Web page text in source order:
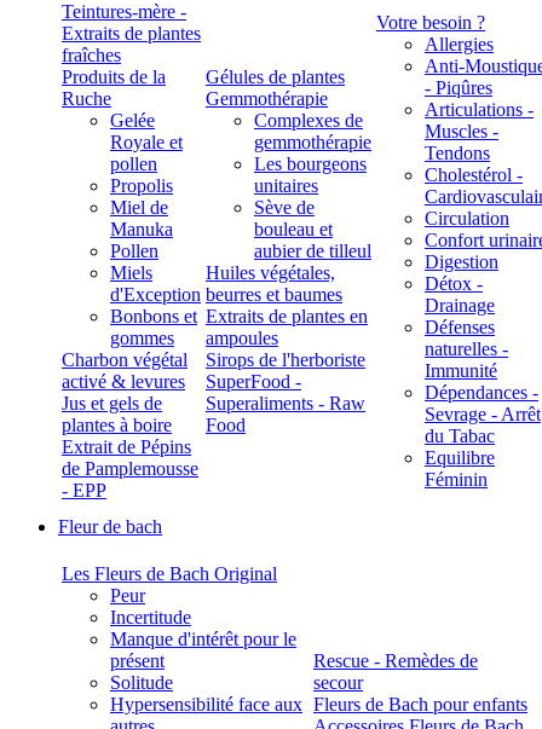
Teintures-mère -
Extraits de plantes
fraîches
Produits de la
Ruche
Gelée
Royale et
pollen
Propolis
Miel de
Manuka
Pollen
Miels
d'Exception
Bonbons et
gommes
Charbon végétal
activé & levures
Jus et gels de
plantes à boire
Extrait de Pépins
de Pamplemousse
- EPP
Gélules de plantes
Gemmothérapie
Complexes de
gemmothérapie
Les bourgeons
unitaires
Sève de
bouleau et
aubier de tilleul
Huiles végétales,
beurres et baumes
Extraits de plantes en
ampoules
Sirops de l'herboriste
SuperFood -
Superaliments - Raw
Food
Votre besoin ?
Allergies
Anti-
- Piqûres
Articulations -
Muscles -
Tendons
Cholestérol -
Circulation
Confort
Digestion
Détox -
Drainage
Défenses
naturelles -
Immunité
Dépendances -
Sevrage - Arrêt
du Tabac
Equilibre
Féminin
Fleur de bach
Les Fleurs de Bach Original
Peur
Incertitude
Manque d'intérêt pour le
présent
Solitude
Hypersensibilité face aux
Rescue - Remèdes de
secour
Fleurs de Bach pour enfants